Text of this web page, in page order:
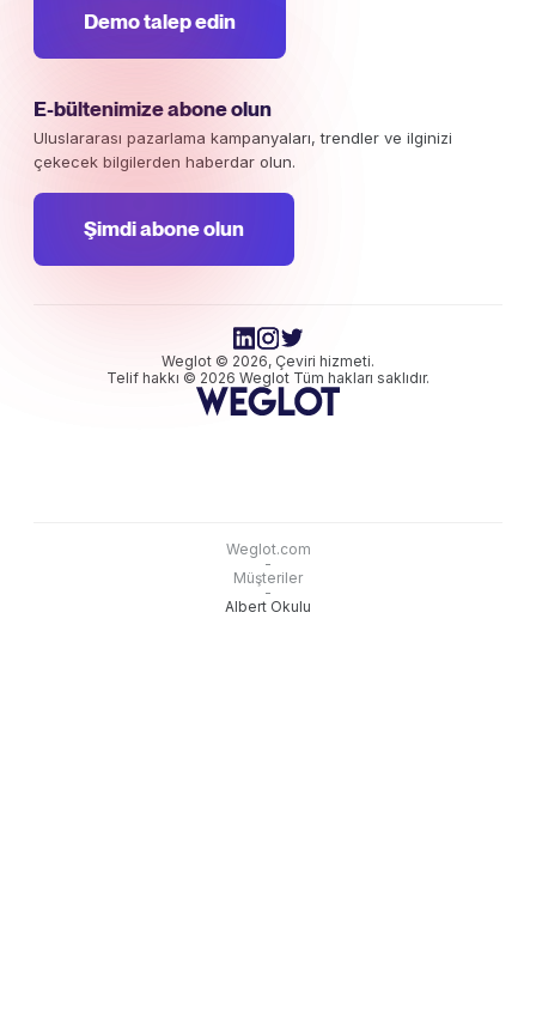
Demo talep edin
E-bültenimize abone olun
Uluslararası pazarlama kampanyaları, trendler ve ilginizi
çekecek bilgilerden haberdar olun.
Şimdi abone olun
Weglot © 2026, Çeviri hizmeti.
Telif hakkı © 2026 Weglot Tüm hakları saklıdır.
Weglot.com
-
Müşteriler
-
Albert Okulu